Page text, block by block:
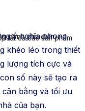
tất cả các sản phẩm
dành cho điện
ý nghĩa phong
khéo léo trong thiết
lượng tích cực và
số này sẽ tạo ra
bằng và tối ưu
của bạn.